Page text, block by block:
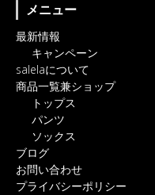
メニュー
最新情報
キャンペーン
salelaについて
商品一覧兼ショップ
トップス
パンツ
ソックス
ブログ
お問い合わせ
プライバシーポリシー